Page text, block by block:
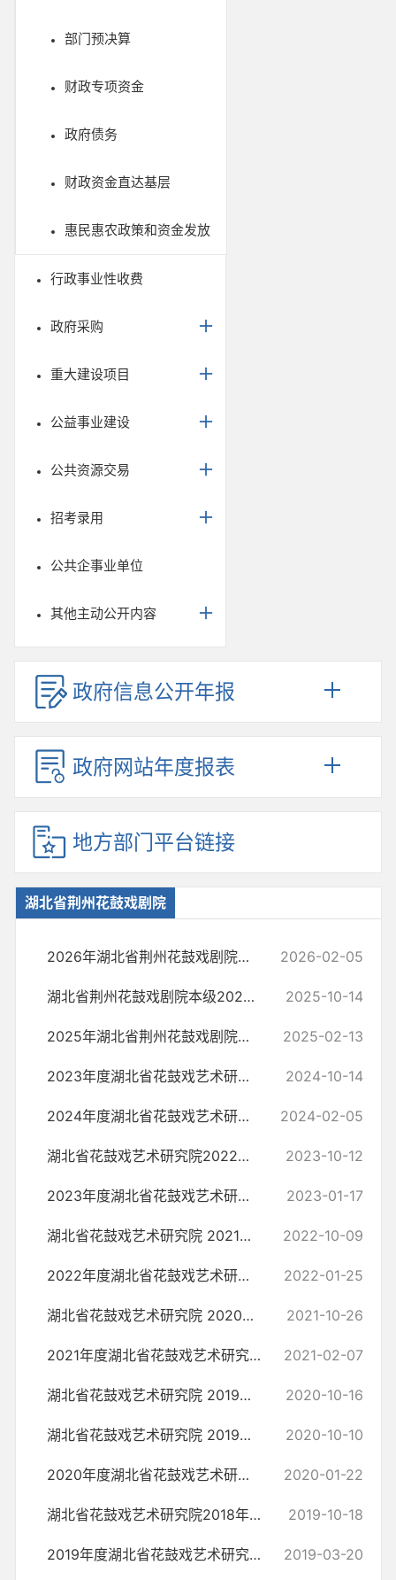
部门预决算
财政专项资金
政府债务
财政资金直达基层
惠民惠农政策和资金发放
行政事业性收费
政府采购
重大建设项目
公益事业建设
公共资源交易
招考录用
公共企事业单位
其他主动公开内容
政府信息公开年报
政府网站年度报表
地方部门平台链接
湖北省荆州花鼓戏剧院
2026年湖北省荆州花鼓戏剧院部门预算公开情况说明 2026-02-05
湖北省荆州花鼓戏剧院本级2024年度部门决算 2025-10-14
2025年湖北省荆州花鼓戏剧院部门预算公开说明 2025-02-13
2023年度湖北省花鼓戏艺术研究院 部门决算 2024-10-14
2024年度湖北省花鼓戏艺术研究院部门预算 2024-02-05
湖北省花鼓戏艺术研究院2022年度部门决算 2023-10-12
2023年度湖北省花鼓戏艺术研究院部门预算 2023-01-17
湖北省花鼓戏艺术研究院 2021年部门决算 2022-10-09
2022年度湖北省花鼓戏艺术研究院部门预算 2022-01-25
湖北省花鼓戏艺术研究院 2020年部门决算说明 2021-10-26
2021年度湖北省花鼓戏艺术研究院部门预算 2021-02-07
湖北省花鼓戏艺术研究院 2019年部门决算 2020-10-16
湖北省花鼓戏艺术研究院 2019年部门决算说明 2020-10-10
2020年度湖北省花鼓戏艺术研究院部门预算 2020-01-22
湖北省花鼓戏艺术研究院2018年部门决算说明 2019-10-18
2019年度湖北省花鼓戏艺术研究院部门预算 2019-03-20